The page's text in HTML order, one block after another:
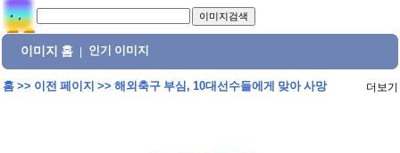
이미지 홈 인기 이미지
홈>> 이전 페이지 >> 해외축구 부심, 10대선수들에게 맞아 사망 더보기